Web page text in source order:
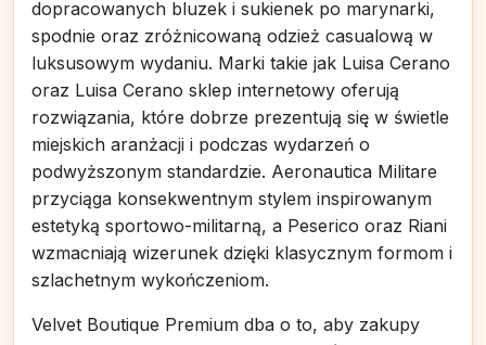
dopracowanych bluzek i sukienek po marynarki,
spodnie oraz zróżnicowaną odzież casualową w
luksusowym wydaniu. Marki takie jak Luisa Cerano
oraz Luisa Cerano sklep internetowy oferują
rozwiązania, które dobrze prezentują się w świetle
miejskich aranżacji i podczas wydarzeń o
podwyższonym standardzie. Aeronautica Militare
przyciąga konsekwentnym stylem inspirowanym
estetyką sportowo-militarną, a Peserico oraz Riani
wzmacniają wizerunek dzięki klasycznym formom i
szlachetnym wykończeniom.
Velvet Boutique Premium dba o to, aby zakupy